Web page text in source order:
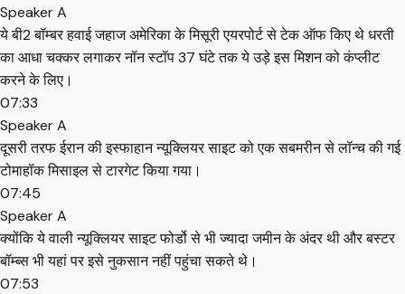
Speaker A
ये बी2 बॉम्बर हवाई जहाज अमेरिका के मिसूरी एयरपोर्ट से टेक ऑफ किए थे धरती
का आधा चक्कर लगाकर नॉन स्टॉप 37 घंटे तक ये उड़े इस मिशन को कंप्लीट
करने के लिए।
07:33
Speaker A
दूसरी तरफ ईरान की इस्फाहान न्यूक्लियर साइट को एक सबमरीन से लॉन्च की गई
टोमाहॉक मिसाइल से टारगेट किया गया।
07:45
Speaker A
क्योंकि ये वाली न्यूक्लियर साइट फोर्डो से भी ज्यादा जमीन के अंदर थी और बस्टर
बॉम्ब्स भी यहां पर इसे नुकसान नहीं पहुंचा सकते थे।
07:53